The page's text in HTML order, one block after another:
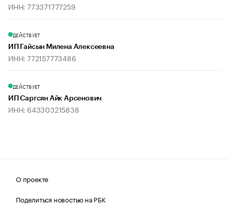
ИНН: 773371777259
ДЕЙСТВУЕТ
ИП Гайсын Милена Алексеевна
ИНН: 772157773486
ДЕЙСТВУЕТ
ИП Саргсян Айк Арсенович
ИНН: 643303215838
О проекте
Поделиться новостью на РБК